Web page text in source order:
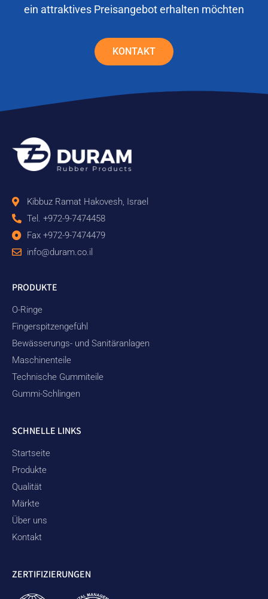
ein attraktives Preisangebot erhalten möchten
KONTAKT
Kibbuz Ramat Hakovesh, Israel
Tel. +972-9-7474458
Fax +972-9-7474479
info@duram.co.il
PRODUKTE
O-Ringe
Fingerspitzengefühl
Bewässerungs- und Sanitäranlagen
Maschinenteile
Technische Gummiteile
Gummi-Schlingen
SCHNELLE LINKS
Startseite
Produkte
Qualität
Märkte
Über uns
Kontakt
ZERTIFIZIERUNGEN